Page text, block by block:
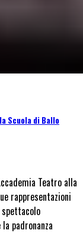
Scuola di Ballo
Teatro alla
rappresentazioni
padronanza